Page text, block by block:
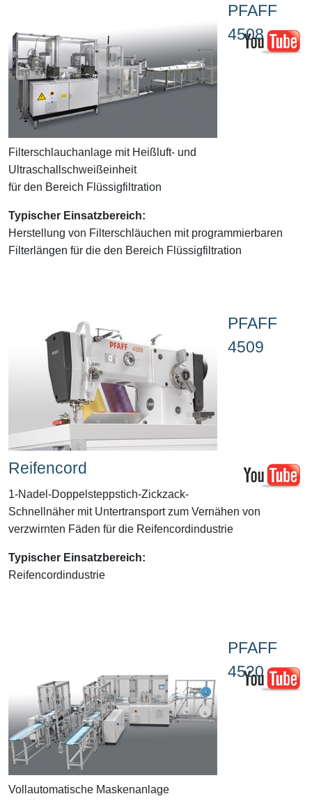
PFAFF
4508
Filterschlauchanlage mit Heißluft- und
Ultraschallschweißeinheit
für den Bereich Flüssigfiltration
Typischer Einsatzbereich:
Herstellung von Filterschläuchen mit programmierbaren
Filterlängen für die den Bereich Flüssigfiltration
PFAFF
4509
Reifencord
1-Nadel-Doppelsteppstich-Zickzack-
Schnellnäher mit Untertransport zum Vernähen von
verzwirnten Fäden für die Reifencordindustrie
Typischer Einsatzbereich:
Reifencordindustrie
PFAFF
4520
Vollautomatische Maskenanlage